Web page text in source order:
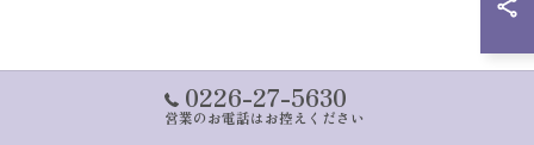
0226-27-5630
営業のお電話はお控えください